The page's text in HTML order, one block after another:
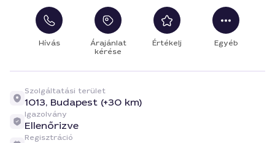
Hívás
Árajánlat
kérése
Értékelj Egyéb
Szolgáltatási terület
1013, Budapest (+30 km)
Igazolvány
Ellenőrizve
Regisztráció